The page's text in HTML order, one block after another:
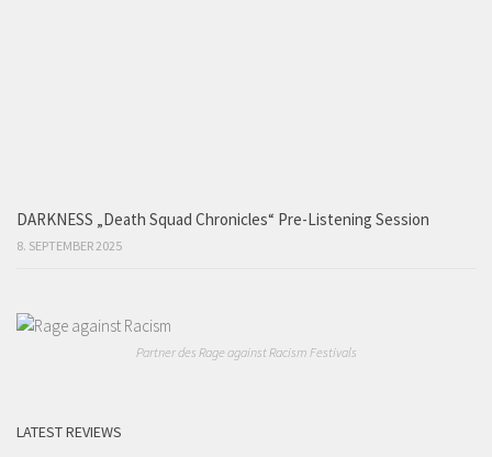
DARKNESS „Death Squad Chronicles“ Pre-Listening Session
8. SEPTEMBER 2025
Partner des Rage against Racism Festivals
LATEST REVIEWS